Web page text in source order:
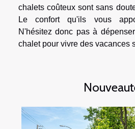
chalets coûteux sont sans
Le confort qu'ils vous
N'hésitez donc pas à
chalet pour vivre des vacances